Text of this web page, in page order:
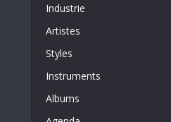
Industrie
Artistes
Styles
Instruments
Albums